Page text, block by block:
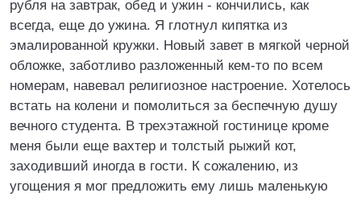
рубля на завтрак, обед и ужин - кончились, как
всегда, еще до ужина. Я глотнул кипятка из
эмалированной кружки. Hовый завет в мягкой черной
обложке, заботливо разложенный кем-то по всем
номерам, навевал религиозное настроение. Хотелось
встать на колени и помолиться за беспечную душу
вечного студента. В трехэтажной гостинице кроме
меня были еще вахтер и толстый рыжий кот,
заходивший иногда в гости. К сожалению, из
угощения я мог предложить ему лишь маленькую